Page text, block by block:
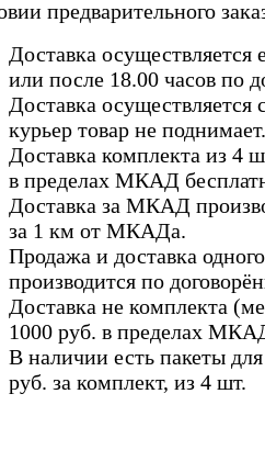
предварительного
Доставка осуществляется
или после 18.00 часов по
Доставка осуществляется
курьер товар не поднимает.
Доставка комплекта из 4
в пределах МКАД
Доставка за МКАД
за 1 км от МКАДа.
Продажа и доставка
производится по
Доставка не комплекта
1000 руб. в пределах
В наличии есть пакеты
руб. за комплект, из 4 шт.